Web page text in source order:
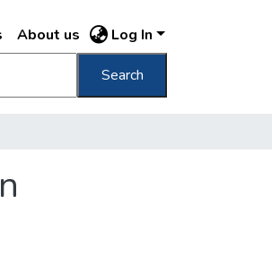
About us Log In
Search